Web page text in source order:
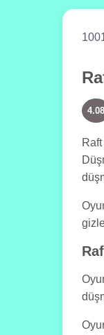
4.08